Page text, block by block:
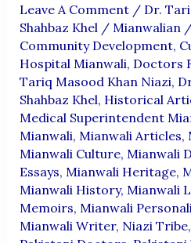
Leave A Comment / Dr.
Shahbaz Khel / Mianwalian
Community Development,
Hospital Mianwali, Doctors
Tariq Masood Khan Niazi,
Shahbaz Khel, Historical
Medical Superintendent
Mianwali, Mianwali Articles,
Mianwali Culture, Mianwali
Essays, Mianwali Heritage,
Mianwali History, Mianwali
Memoirs, Mianwali
Mianwali Writer, Niazi Tribe,